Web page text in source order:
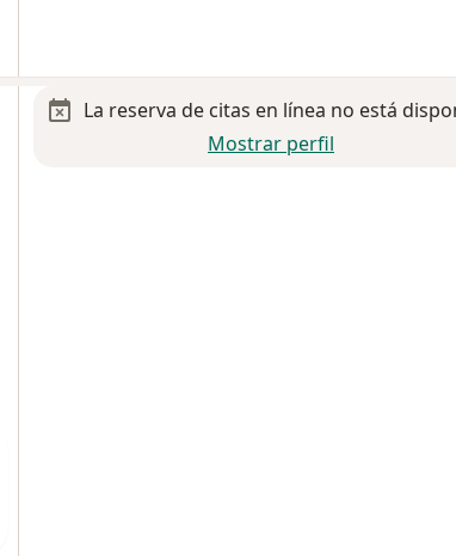
La reserva de citas en línea no está
Mostrar perfil